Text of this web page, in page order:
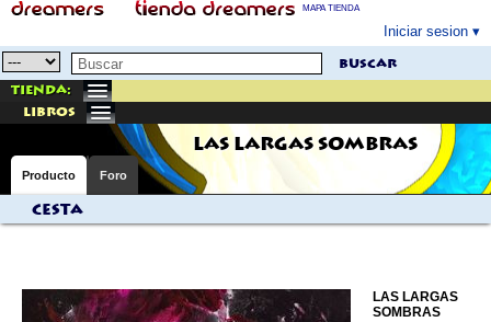
MAPA TIENDA
Iniciar sesion
buscar
Tienda:
libros
LAS LARGAS SOMBRAS
Producto Foro
Cesta
LAS LARGAS
SOMBRAS